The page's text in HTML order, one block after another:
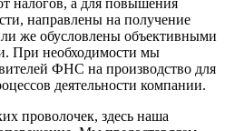
направлены на получение
же обусловлены объективными
При необходимости мы
ФНС на производство для
деятельности компании.
проволочек, здесь наша